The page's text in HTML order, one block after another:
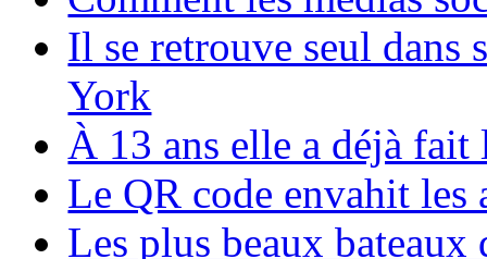
Il se retrouve seul dans
York
À 13 ans elle a déjà
Le QR code envahit les
Les plus beaux bateaux